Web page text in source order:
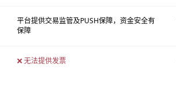
平台提供交易监管及PUSH保障，资金安全有
保障
❌ 无法提供发票